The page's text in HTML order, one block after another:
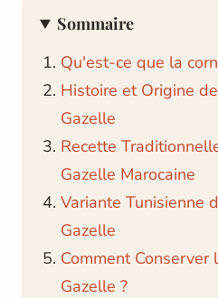
Sommaire
Qu'est-ce que la
Histoire et Origine
Gazelle
Recette
Gazelle Marocaine
Variante Tunisienne
Gazelle
Comment Conserver
Gazelle ?